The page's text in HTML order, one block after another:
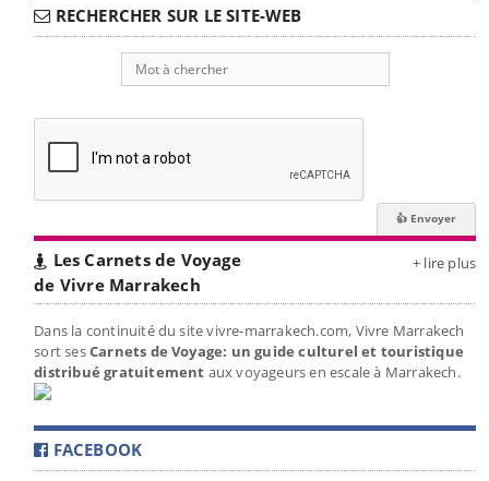
RECHERCHER SUR LE SITE-WEB
Les Carnets de Voyage
de Vivre Marrakech
+ lire plus
Dans la continuité du site vivre-marrakech.com, Vivre Marrakech
sort sesCarnets de Voyage: un guide culturel et touristique
distribué gratuitement aux voyageurs en escale à Marrakech.
FACEBOOK